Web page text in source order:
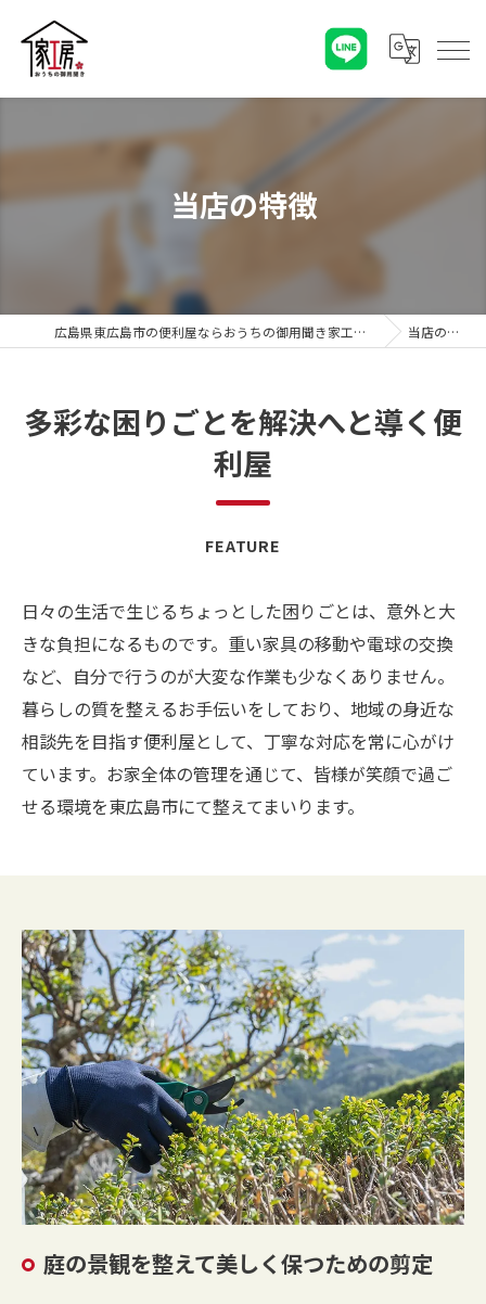
当店の特徴
広島県東広島市の便利屋ならおうちの御用聞き家工房 八本松店 当店の特徴
多彩な困りごとを解決へと導く便
利屋
FEATURE
日々の生活で生じるちょっとした困りごとは、意外と大
きな負担になるものです。重い家具の移動や電球の交換
など、自分で行うのが大変な作業も少なくありません。
暮らしの質を整えるお手伝いをしており、地域の身近な
相談先を目指す便利屋として、丁寧な対応を常に心がけ
ています。お家全体の管理を通じて、皆様が笑顔で過ご
せる環境を東広島市にて整えてまいります。
庭の景観を整えて美しく保つための剪定